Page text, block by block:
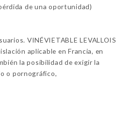
de una oportunidad)
VINÉVIETABLE LEVALLOIS
aplicable en Francia, en
la posibilidad de exigir la
o pornográfico,